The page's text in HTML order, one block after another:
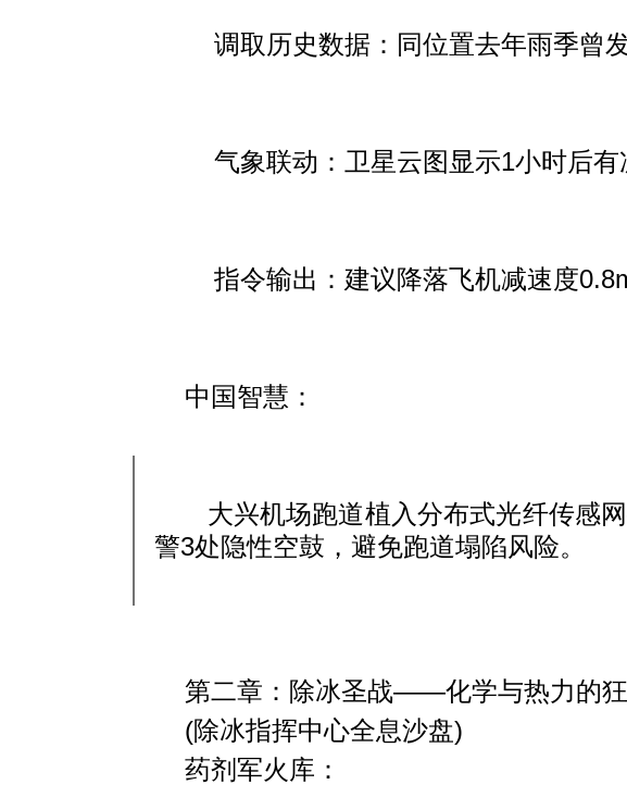
调取历史数据：同位置去年雨季曾
气象联动：卫星云图显示1小时后有
指令输出： 建议降落飞机减速度
中国智慧 ：
大兴机场跑道植入分布式光纤传感网
警3处隐性空鼓，避免跑道塌陷风险。
第二章：除冰圣战——化学与热力的
(除冰指挥中心全息沙盘)
药剂军火库 ：